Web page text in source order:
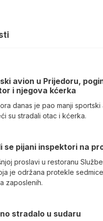
avion u Prijedoru,
i njegova kćerka
danas je pao manji sportski
su stradali otac i kćerka.
se pijani inspektori na
proslavi u restoranu
je održana protekle
zaposlenih.
stradalo u sudaru